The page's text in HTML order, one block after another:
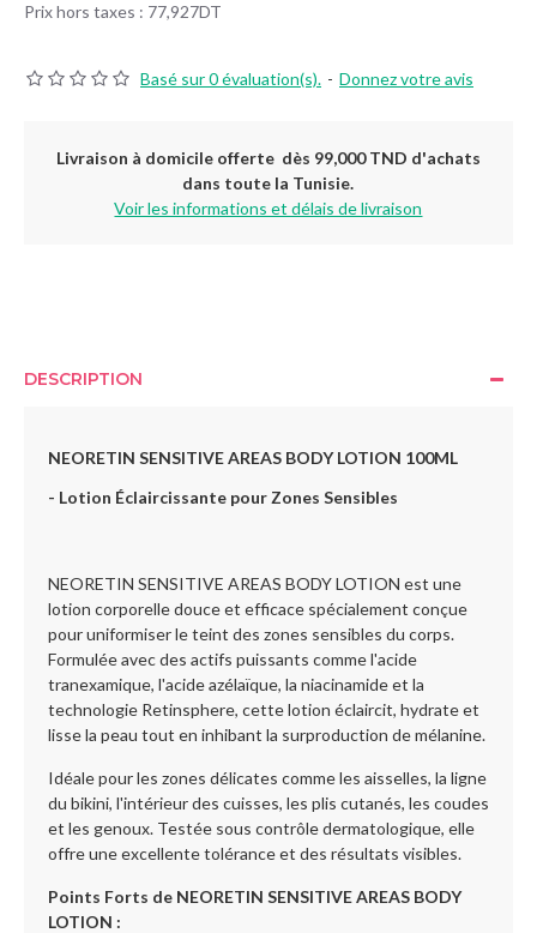
Basé sur 0 évaluation(s). - Donnez votre avis
Prix hors taxes : 77,927DT
Livraison à domicile offerte dès 99,000 TND d'achats
dans toute la Tunisie.
Voir les informations et délais de livraison
DESCRIPTION
NEORETIN SENSITIVE AREAS BODY LOTION 100ML
- Lotion Éclaircissante pour Zones Sensibles
NEORETIN SENSITIVE AREAS BODY LOTION est une
lotion corporelle douce et efficace spécialement conçue
pour uniformiser le teint des zones sensibles du corps.
Formulée avec des actifs puissants comme l'acide
tranexamique, l'acide azélaïque, la niacinamide et la
technologie Retinsphere, cette lotion éclaircit, hydrate et
lisse la peau tout en inhibant la surproduction de mélanine.
Idéale pour les zones délicates comme les aisselles, la ligne
du bikini, l'intérieur des cuisses, les plis cutanés, les coudes
et les genoux. Testée sous contrôle dermatologique, elle
offre une excellente tolérance et des résultats visibles.
Points Forts de NEORETIN SENSITIVE AREAS BODY
LOTION :